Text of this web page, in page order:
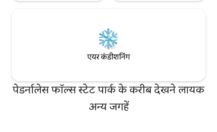
एयर कंडीशनिंग
पेडर्नालेस फॉल्स स्टेट पार्क के करीब देखने लायक
अन्य जगहें